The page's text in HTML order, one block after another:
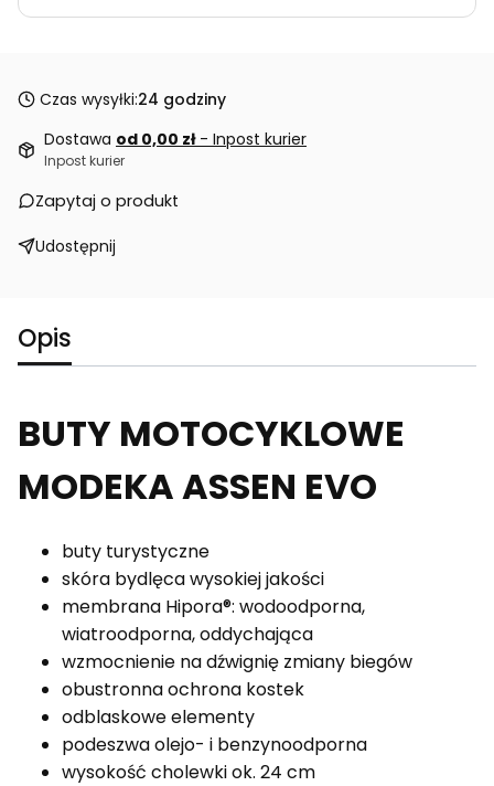
Czas wysyłki:24 godziny
Dostawa od 0,00 zł - Inpost kurier
Inpost kurier
Zapytaj o produkt
Udostępnij
Opis
BUTY MOTOCYKLOWE
MODEKA ASSEN EVO
buty turystyczne
skóra bydlęca wysokiej jakości
membrana Hipora®: wodoodporna,
wiatroodporna, oddychająca
wzmocnienie na dźwignię zmiany biegów
obustronna ochrona kostek
odblaskowe elementy
podeszwa olejo- i benzynoodporna
wysokość cholewki ok. 24 cm